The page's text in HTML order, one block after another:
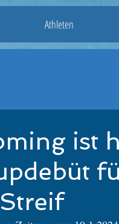
Athleten
ist